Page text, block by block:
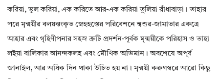
করিয়া, ভুল করিয়া, এক করিতে আর-এক করিয়া তুলিয়া রাঁধাবাড়া। তাহার
পরে মৃন্ময়ীর বলয়ঝংকৃত স্নেহহস্তের পরিবেশনে শ্বশুর-জামাতার একত্রে
আহার এবং গৃহিণীপনার সহস্র ত্রুটি প্রদর্শন-পূর্বক মৃন্ময়ীকে পরিহাস ও তাহা
লইয়া বালিকার আনন্দকলহ এবং মৌখিক অভিমান। অবশেষে অপূর্ব
জানাইল, আর অধিক দিন থাকা উচিত হয় না। মৃন্ময়ী করুণস্বরে আরো কিছু